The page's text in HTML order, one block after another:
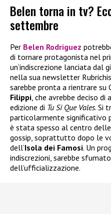
Belen torna in tv?
settembre
Per Belen Rodriguez
di tornare protagonista nel
un’indiscrezione lanciata dal
nella sua newsletter
sarebbe pronta a rientrare su
Filippi , che avrebbe deciso
edizione di Tu Si Que Vales. Si
particolarmente significativo
è stata spesso al centro
gossip, soprattutto dopo le
dell’Isola dei Famosi. Un
indiscrezioni, sarebbe
dell’ufficializzazione.